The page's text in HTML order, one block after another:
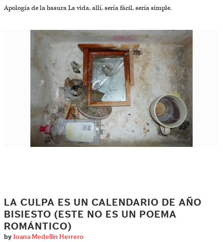
Apología de la basura La vida, allí, sería fácil, sería simple.
LA CULPA ES UN CALENDARIO DE AÑO
BISIESTO (ESTE NO ES UN POEMA
ROMÁNTICO)
by Joana Medellín Herrero